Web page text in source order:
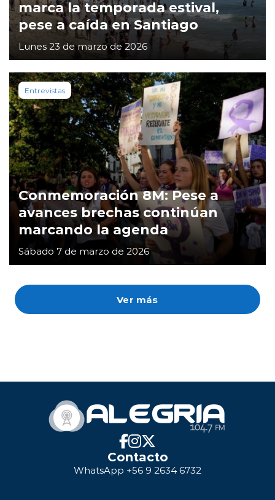
Ver más
marca la temporada estival,
pese a caída en Santiago
Lunes 23 de marzo de 2026
Entrevistas
Conmemoración 8M: Pese a
avances brechas continúan
marcando la agenda
Sábado 7 de marzo de 2026
Contacto
WhatsApp +56 9 2634 6732